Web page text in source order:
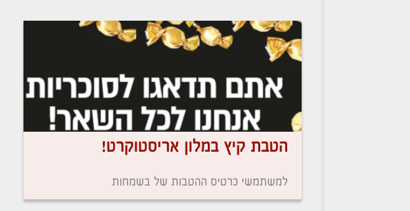
הטבת קיץ במלון אריסטוקרט!
למשתמשי כרטיס ההטבות של בשמחות